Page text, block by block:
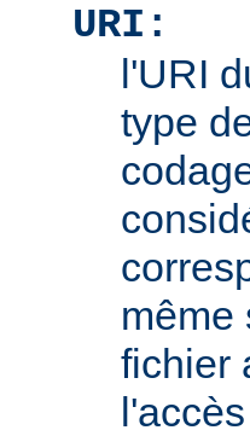
URI:
l'URI
type
même
fichier